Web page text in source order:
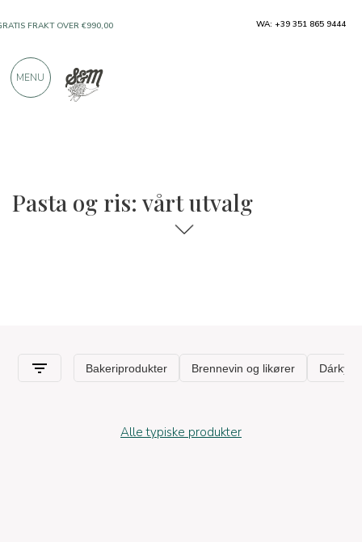
Pasta og ris: vårt utvalg
Alle typiske produkter
FRAKT OVER €990,00
PRODUKTER FRA FREMRAGENDE
WA: +39 351 865 9444
MENU